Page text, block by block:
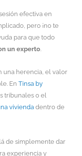
efectiva en
pero ¡no te
para que todo
un experto.
una herencia, el valor
En Tinsa by
tribunales o el
vivienda dentro de
de simplemente dar
experiencia y